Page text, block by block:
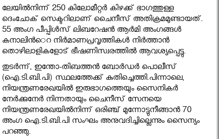
ലേയില്‍നിന്ന് 250 കിലോമീറ്റര്‍ കിഴക്ക് ഭാഗത്തുള്ള
ദെംചോക് സെക്ടറിലാണ് ചൈനീസ് അതിക്രമമുണ്ടായത്.
55 അംഗ പീപ്പിള്‍സ് ലിബറേഷന്‍ ആര്‍മി അംഗങ്ങള്‍
കനാലിന്‍െറ നിര്‍മാണപ്രവൃത്തികള്‍ നിര്‍ത്താന്‍
തൊഴിലാളികളോട് ഭീഷണിസ്വരത്തില്‍ ആവശ്യപ്പെട്ടു.
തുടര്‍ന്ന്, ഇന്തോ-തിബത്തന്‍ ബോര്‍ഡര്‍ പൊലീസ്
(ഐ.ടി.ബി.പി) സ്ഥലത്തേക്ക് കുതിച്ചെത്തി.പിന്നാലെ,
നിയന്ത്രണരേഖയില്‍ ഇരുഭാഗത്തെയും സൈനികര്‍
നേര്‍ക്കുനേര്‍ നിന്നതായും ചൈനീസ് സേനയെ
നിയന്ത്രണരേഖയില്‍നിന്ന് ഒരിഞ്ച് മുന്നോട്ടുനീങ്ങാന്‍ 70
അംഗ ഐ.ടി.ബി.പി സംഘം അനുവദിച്ചില്ലെന്നും സൈന്യം
പറഞ്ഞു.